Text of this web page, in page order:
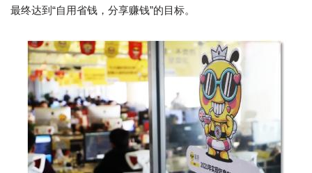
最终达到“自用省钱，分享赚钱”的目标。